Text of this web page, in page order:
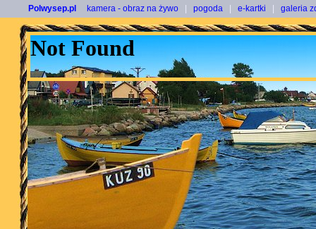
Polwysep.pl kamera - obraz na żywo pogoda e-kartki galeria